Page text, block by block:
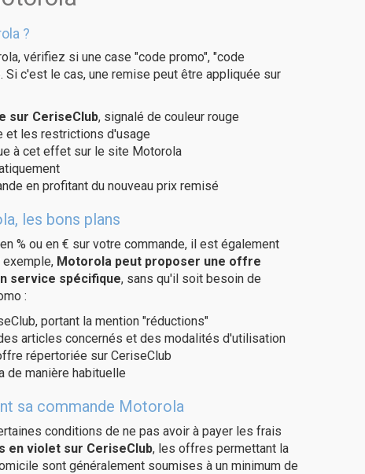
?
vérifiez si une case "code promo", "code
c'est le cas, une remise peut être appliquée sur
sur CeriseClub, signalé de couleur rouge
et les restrictions d'usage
à cet effet sur le site Motorola
en profitant du nouveau prix remisé
les bons plans
% ou en € sur votre commande, il est également
exemple, Motorola peut proposer une offre
service spécifique, sans qu'il soit besoin de
:
portant la mention "réductions"
articles concernés et des modalités d'utilisation
répertoriée sur CeriseClub
de manière habituelle
sa commande Motorola
conditions de ne pas avoir à payer les frais
en violet sur CeriseClub, les offres permettant la
sont généralement soumises à un minimum de